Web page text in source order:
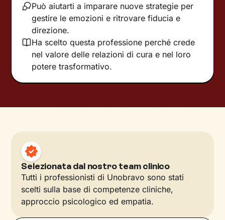
Può aiutarti a imparare nuove strategie per
gestire le emozioni e ritrovare fiducia e
direzione.
Ha scelto questa professione perché crede
nel valore delle relazioni di cura e nel loro
potere trasformativo.
Selezionata dal nostro team clinico
Tutti i professionisti di Unobravo sono stati
scelti sulla base di competenze cliniche,
approccio psicologico ed empatia.